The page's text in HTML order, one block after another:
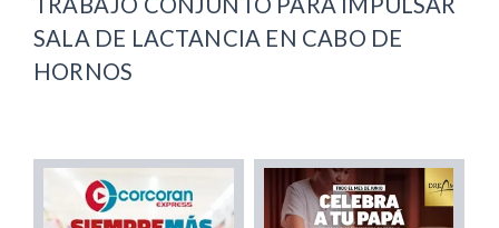
SALA DE LACTANCIA EN CABO DE
HORNOS